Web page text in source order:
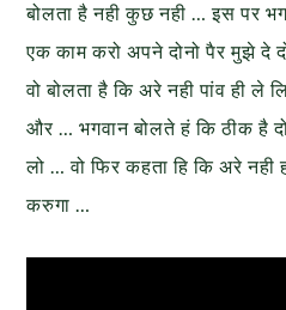
बोलता है नही कुछ नही … इस पर
एक काम करो अपने दोनो पैर मुझे
वो बोलता है कि अरे नही पांव ही
और … भगवान बोलते हं कि ठीक है
लो … वो फिर कहता हि कि अरे नही
करुगा …